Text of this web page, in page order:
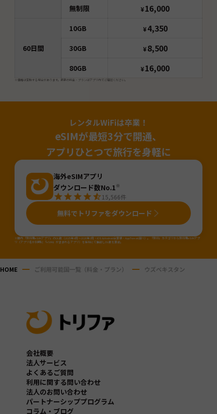
無制限 ¥16,000
60日間
10GB ¥ 4,350
30GB ¥ 8,500
80GB ¥16,000
※価格は変動する場合があります。最新の料金・プランはアプリ内でご確認ください。
レンタルWiFiは卒業！
eSIMが最短3分で開通、
アプリひとつで旅行を身軽に
海外eSIMアプリ
ダウンロード数No.1※
15,566件
無料でトリファをダウンロード
※国内「旅行用eSIMアプリ」のDL数（2025年4月～2026年3月・iOS&Android合算値・AppTweak調べ）。「旅行」カテゴリから旅行用eSIMアプ
リ（アプリ名か説明に「eSIM」が含まれるアプリ）を当社にて抽出しDL数を算出。
HOME ご利用可能国一覧（料金・プラン） ウズベキスタン
会社概要
法人サービス
よくあるご質問
利用に関する問い合わせ
法人のお問い合わせ
パートナーシッププログラム
コラム・ブログ